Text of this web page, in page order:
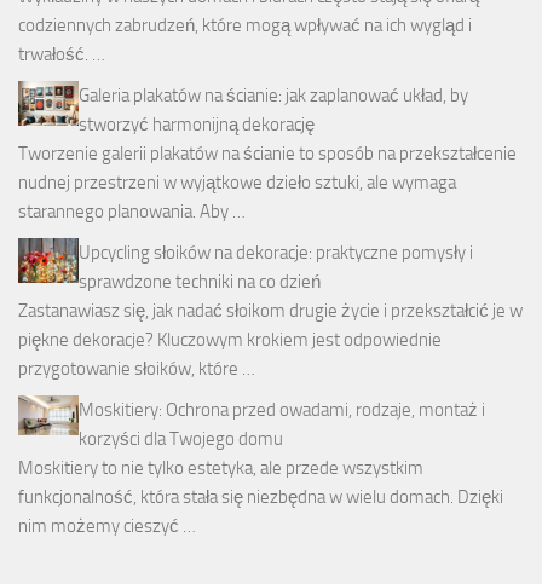
codziennych zabrudzeń, które mogą wpływać na ich wygląd i
trwałość. …
Galeria plakatów na ścianie: jak zaplanować układ, by
stworzyć harmonijną dekorację
Tworzenie galerii plakatów na ścianie to sposób na przekształcenie
nudnej przestrzeni w wyjątkowe dzieło sztuki, ale wymaga
starannego planowania. Aby …
Upcycling słoików na dekoracje: praktyczne pomysły i
sprawdzone techniki na co dzień
Zastanawiasz się, jak nadać słoikom drugie życie i przekształcić je w
piękne dekoracje? Kluczowym krokiem jest odpowiednie
przygotowanie słoików, które …
Moskitiery: Ochrona przed owadami, rodzaje, montaż i
korzyści dla Twojego domu
Moskitiery to nie tylko estetyka, ale przede wszystkim
funkcjonalność, która stała się niezbędna w wielu domach. Dzięki
nim możemy cieszyć …